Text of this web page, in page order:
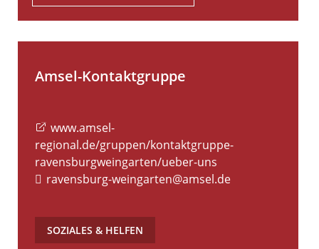
Amsel-Kontaktgruppe
www.amsel-
regional.de/gruppen/kontaktgruppe-
ravensburgweingarten/ueber-uns
ravensburg-weingarten@amsel.de
SOZIALES & HELFEN